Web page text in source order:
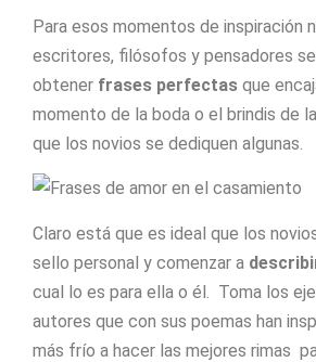
Para esos momentos de inspiración
escritores, filósofos y pensadores
obtener frases perfectas que
momento de la boda o el brindis de
que los novios se dediquen algunas.
Claro está que es ideal que los
sello personal y comenzar a
cual lo es para ella o él. Toma los
autores que con sus poemas han
más frío a hacer las mejores rimas